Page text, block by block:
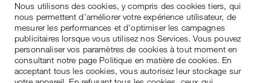
Nous utilisons des cookies, y compris des cookies tiers, qui
nous permettent d’améliorer votre expérience utilisateur, de
mesurer les performances et d’optimiser les campagnes
publicitaires lorsque vous utilisez nos Services. Vous pouvez
personnaliser vos paramètres de cookies à tout moment en
consultant notre page Politique en matière de cookies. En
acceptant tous les cookies, vous autorisez leur stockage sur